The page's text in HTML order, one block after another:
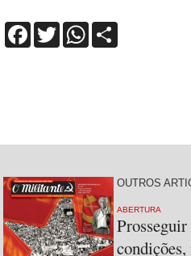
FacebookTwitterWhatsApp
OUTROS
ABERTURA